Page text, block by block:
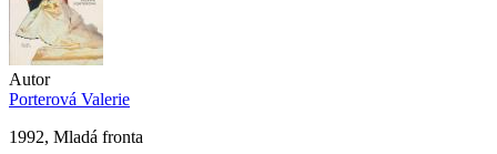
Autor
Porterová Valerie
1992, Mladá fronta